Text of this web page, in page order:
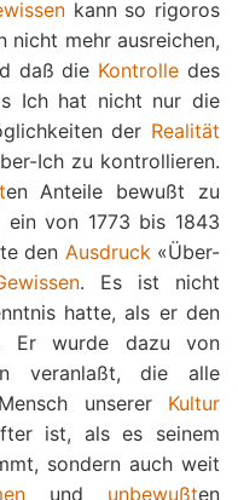
kann so rigoros
nicht mehr ausreichen,
daß die Kontrolle des
Ich hat nicht nur die
der Realität
Ich zu kontrollieren.
en Anteile bewußt zu
ein von 1773 bis 1843
den Ausdruck«Über-
. Es ist nicht
hatte, als er den
Er wurde dazu von
veranlaßt, die alle
unserer Kultur
ist, als es seinem
sondern auch weit
und unbewußten